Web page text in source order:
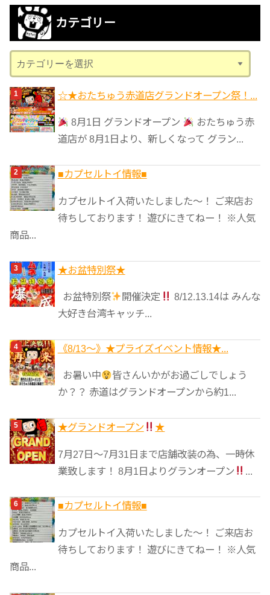
カ
ブ
カテゴリー
テ
ゴ
リ
ー
☆★おたちゅう赤道店グランドオープン祭！...
8月1日 グランドオープン
おたちゅう赤
道店が 8月1日より、新しくなって グラン...
■カプセルトイ情報■
カプセルトイ入荷いたしました〜！ ご来店お
待ちしております！ 遊びにきてねー！ ※人気
商品...
★️お盆特別祭★️
お盆特別祭 開催決定
8/12.13.14は みんな
大好き台湾キャッチ...
《8/13～》★️プライズイベント情報★...
お暑い中
皆さんいかがお過ごしでしょう
か？？ 赤道はグランドオープンから約1...
★グランドオープン ★
7月27日〜7月31日まで店舗改装の為、一時休
業致します！ 8月1日よりグランオープン
...
■カプセルトイ情報■
カプセルトイ入荷いたしました〜！ ご来店お
待ちしております！ 遊びにきてねー！ ※人気
商品...